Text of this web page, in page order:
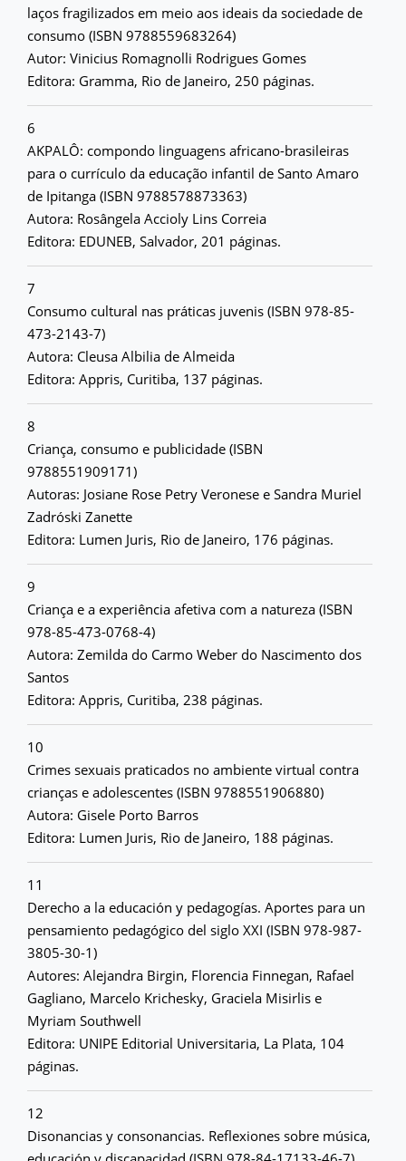
laços fragilizados em meio aos ideais da sociedade de
consumo (ISBN 9788559683264)
Autor: Vinicius Romagnolli Rodrigues Gomes
Editora: Gramma, Rio de Janeiro, 250 páginas.
6
AKPALÔ: compondo linguagens africano-brasileiras
para o currículo da educação infantil de Santo Amaro
de Ipitanga (ISBN 9788578873363)
Autora: Rosângela Accioly Lins Correia
Editora: EDUNEB, Salvador, 201 páginas.
7
Consumo cultural nas práticas juvenis (ISBN 978-85-
473-2143-7)
Autora: Cleusa Albilia de Almeida
Editora: Appris, Curitiba, 137 páginas.
8
Criança, consumo e publicidade (ISBN
9788551909171)
Autoras: Josiane Rose Petry Veronese e Sandra Muriel
Zadróski Zanette
Editora: Lumen Juris, Rio de Janeiro, 176 páginas.
9
Criança e a experiência afetiva com a natureza (ISBN
978-85-473-0768-4)
Autora: Zemilda do Carmo Weber do Nascimento dos
Santos
Editora: Appris, Curitiba, 238 páginas.
10
Crimes sexuais praticados no ambiente virtual contra
crianças e adolescentes (ISBN 9788551906880)
Autora: Gisele Porto Barros
Editora: Lumen Juris, Rio de Janeiro, 188 páginas.
11
Derecho a la educación y pedagogías. Aportes para un
pensamiento pedagógico del siglo XXI (ISBN 978-987-
3805-30-1)
Autores: Alejandra Birgin, Florencia Finnegan, Rafael
Gagliano, Marcelo Krichesky, Graciela Misirlis e
Myriam Southwell
Editora: UNIPE Editorial Universitaria, La Plata, 104
páginas.
12
Disonancias y consonancias. Reflexiones sobre música,